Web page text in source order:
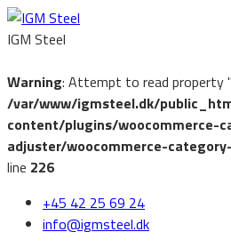
IGM Steel
Warning: Attempt to read property
/var/www/igmsteel.dk/
content/plugins/woocommerce-
adjuster/woocommerce-
line 226
‭+45 42 25 69 24‬
info@igmsteel.dk